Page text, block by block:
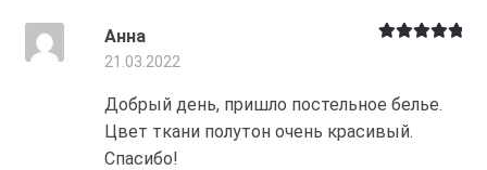
Анна
21.03.2022
Добрый день, пришло постельное белье.
Цвет ткани полутон очень красивый.
Спасибо!